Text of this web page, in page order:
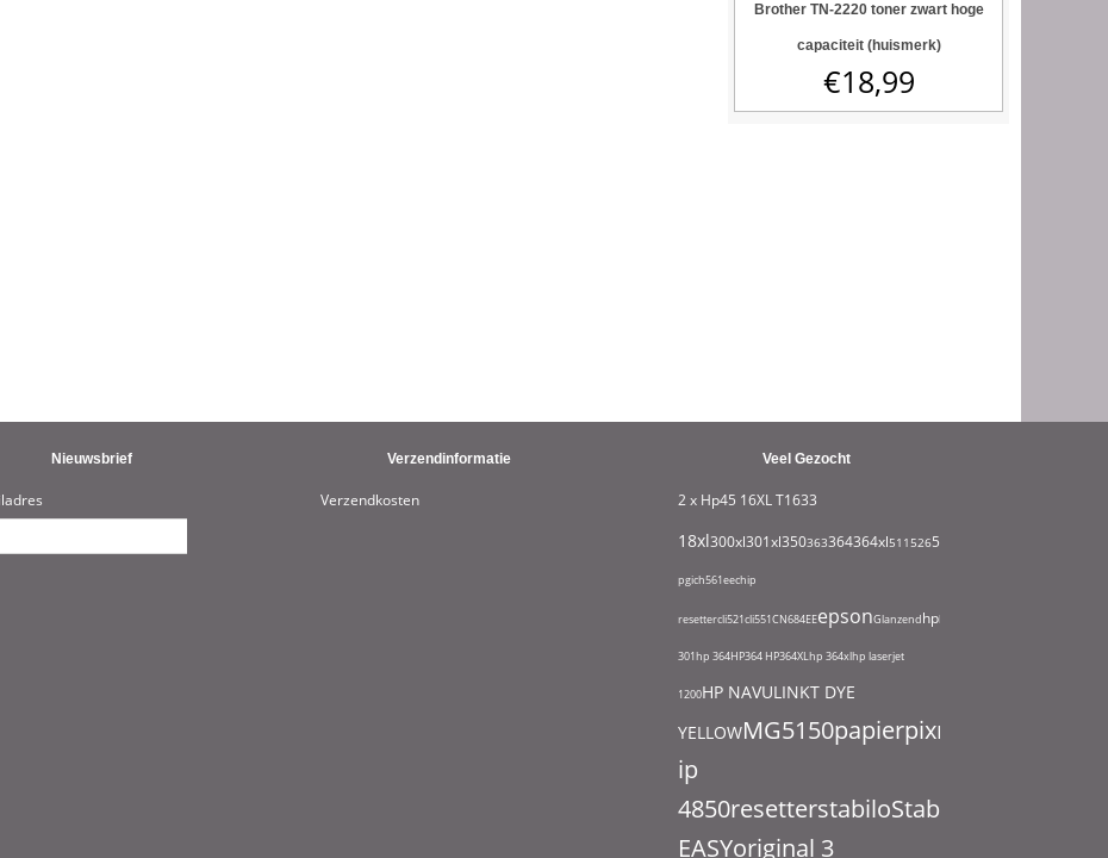
Brother TN-2220 toner zwart hoge
capaciteit (huismerk)
€18,99
Nieuwsbrief Verzendinformatie
Verzendkosten
Veel Gezocht
2 x Hp45 16XL T1633
18xl300xl301xl350363364364xl511526550
pgich561eechip
resettercli521cli551CN684EEepsonGlanzendhphp
301hp 364HP364 HP364XLhp 364xlhp laserjet
1200HP NAVULINKT DYE
YELLOWMG5150papierpixma
ip
4850resetterstabiloStabilo
EASYoriginal 3